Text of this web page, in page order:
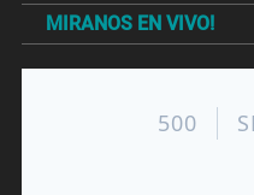
MIRANOS EN VIVO!